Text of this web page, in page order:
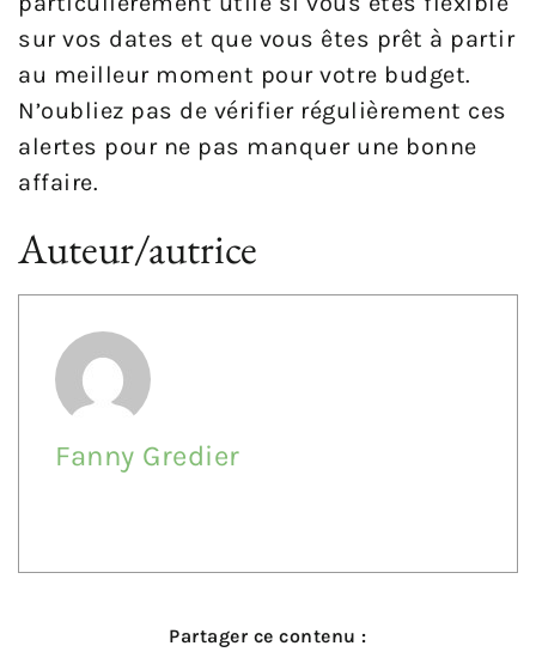
sur vos dates et que vous êtes prêt à partir
au meilleur moment pour votre budget.
N’oubliez pas de vérifier régulièrement ces
alertes pour ne pas manquer une bonne
affaire.
Auteur/autrice
Fanny Gredier
Partager ce contenu :